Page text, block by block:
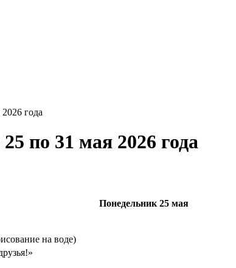
года
по 31 мая 2026 года
Понедельник25 мая
на воде)